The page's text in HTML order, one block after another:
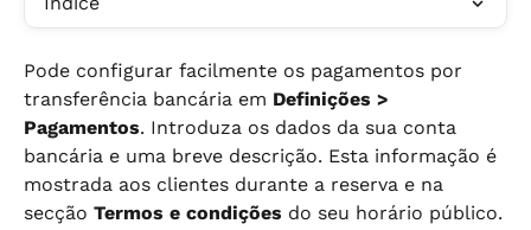
Pode configurar facilmente os pagamentos por
transferência bancária em Definições >
Pagamentos. Introduza os dados da sua conta
bancária e uma breve descrição. Esta informação é
mostrada aos clientes durante a reserva e na
secção Termos e condições do seu horário público.